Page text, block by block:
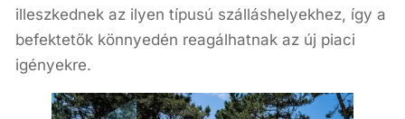
illeszkednek az ilyen típusú szálláshelyekhez, így a
befektetők könnyedén reagálhatnak az új piaci
igényekre.